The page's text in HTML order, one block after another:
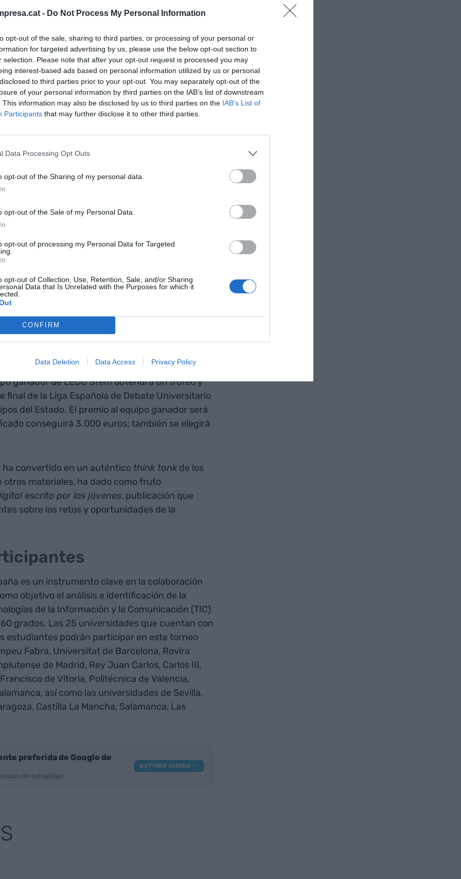
- Do Not Process My Personal Information
opt-out of the sale, sharing to third parties, or processing of your personal or
for targeted advertising by us, please use the below opt-out section to
selection. Please note that after your opt-out request is processed you may
interest-based ads based on personal information utilized by us or personal
to third parties prior to your opt-out. You may separately opt-out of the
of your personal information by third parties on the IAB’s list of downstream
This information may also be disclosed by us to third parties on the IAB’s List of
Participants that may further disclose it to other third parties.
Data Processing Opt Outs
opt-out of the Sharing of my personal data.
opt-out of the Sale of my Personal Data.
opt-out of processing my Personal Data for Targeted
opt-out of Collection, Use, Retention, Sale, and/or Sharing
Data that Is Unrelated with the Purposes for which it
CONFIRM
Data Deletion Data Access Privacy Policy
entre la transición digital, verde y energética
competitiva, resiliente y sostenible, como
Mundial del Medio Ambiente.
e impulsar lassoft skills, habilidades de
la inteligencia emocional y empatía, la
crítico e innovador…, en general,
con comunicación oral entre quienes serán
universidades participantes, se desarrollará
presencial que tendrá lugar en la sede de
estudiante STEM, con edades comprendidas
universidades que cuenten con Cátedra
estará abierto hasta el 15 de febrero.
una
en la fase
de
por dos integrantes de la misma
compuestos por estudiantes de
ganador de LEDU Stem obtendrá un trofeo y
final de la Liga Española de Debate Universitario
del Estado. El premio al equipo ganador será
conseguirá 3.000 euros; también se elegirá
ha convertido en un auténtico think tankde los
materiales, ha dado como fruto
escrito por los jóvenes, publicación que
sobre los retos y oportunidades de la
es un instrumento clave en la colaboración
objetivo el análisis e identificación de la
de la Información y la Comunicación (TIC)
grados. Las 25 universidades que cuentan con
estudiantes podrán participar en este torneo
Fabra, Universitat de Barcelona, Rovira
de Madrid, Rey Juan Carlos, Carlos III,
de Vitoria, Politécnica de Valencia,
así como las universidades de Sevilla,
Castilla La Mancha, Salamanca, Las
preferida de Google de
de actualidad
ACTIVAR AHORA